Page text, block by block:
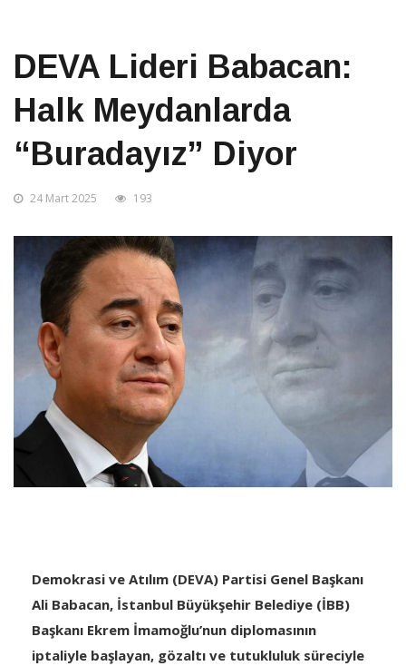
DEVA Lideri Babacan:
Halk Meydanlarda
“Buradayız” Diyor
24 Mart 2025 193
Demokrasi ve Atılım (DEVA) Partisi Genel Başkanı
Ali Babacan, İstanbul Büyükşehir Belediye (İBB)
Başkanı Ekrem İmamoğlu’nun diplomasının
iptaliyle başlayan, gözaltı ve tutukluluk süreciyle